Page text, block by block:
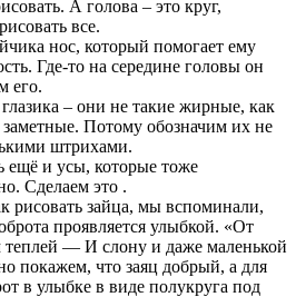
А голова – это круг,
все.
нос, который помогает ему
Где-то на середине головы он
его.
– они не такие жирные, как
заметные. Потому обозначим их не
штрихами.
ещё и усы, которые тоже
Сделаем это .
рисовать зайца, мы вспоминали,
проявляется улыбкой. «От
теплей — И слону и даже маленькой
покажем, что заяц добрый, а для
в улыбке в виде полукруга под